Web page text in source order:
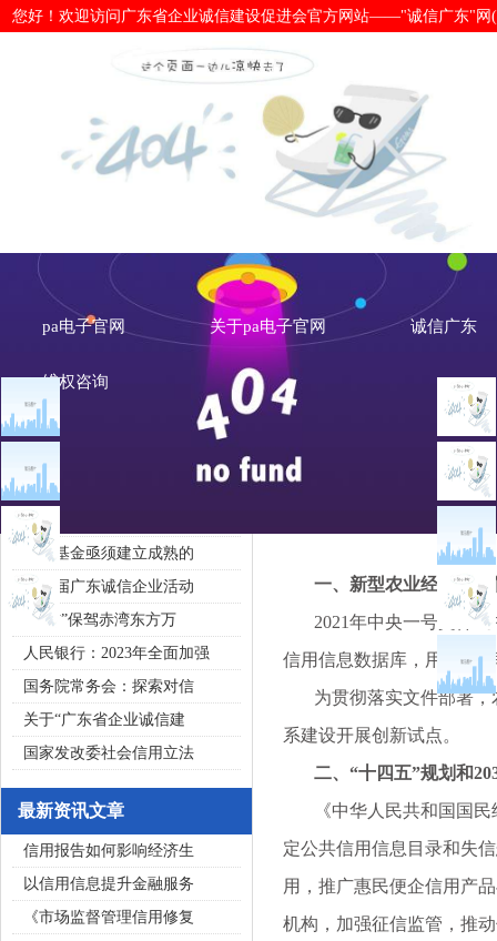
您好！欢迎访问广东省企业诚信建设促进会官方网站——"诚信广东"网
新华信用评出2021年社会信用体系
pa电子官网 关于pa电子官网 诚信广东
维权咨询
文章点击排行
重大突发公共卫生事件一
2020广东省守合同重信用企
私募基金亟须建立成熟的
第五届广东诚信企业活动
“诚信”保驾赤湾东方万
人民银行：2023年全面加强
国务院常务会：探索对信
关于“广东省企业诚信建
国家发改委社会信用立法
最新资讯文章
信用报告如何影响经济生
以信用信息提升金融服务
《市场监督管理信用修复
诚信新闻
一、新型农业经营主体
2021年中央一号文件《
信用信息数据库，用3年时
为贯彻落实文件部署，
系建设开展创新试点。
二、“十四五”规划和
《中华人民共和国国民
定公共信用信息目录和失
用，推广惠民便企信用产
机构，加强征信监管，推